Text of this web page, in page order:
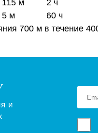
115 м 2 ч
5 м 60 ч
700 м в течение
и